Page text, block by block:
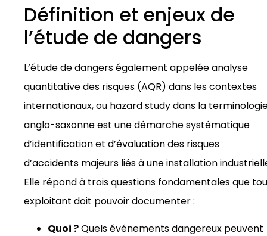
Définition et enjeux de
l’étude de dangers
L’étude de dangers également appelée analyse
quantitative des risques (AQR) dans les contextes
internationaux, ou hazard study dans la
anglo-saxonne est une démarche systématique
d’identification et d’évaluation des risques
d’accidents majeurs liés à une installation
Elle répond à trois questions fondamentales que
exploitant doit pouvoir documenter :
Quoi ?Quels événements dangereux peuvent